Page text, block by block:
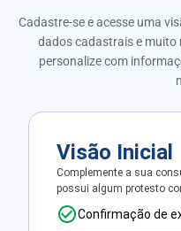
Cadastre-se e acesse uma
dados cadastrais e muito
personalize com
Visão Inicial
Complemente a sua
possui algum protesto
Confirmação de